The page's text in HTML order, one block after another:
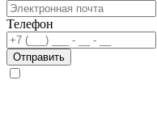
Телефон
Отправить